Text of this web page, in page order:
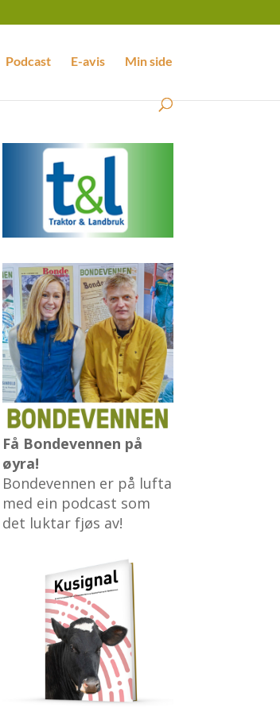
Podcast E-avis Min side
Få Bondevennen på
øyra!
Bondevennen er på lufta
med ein podcast som
det luktar fjøs av!